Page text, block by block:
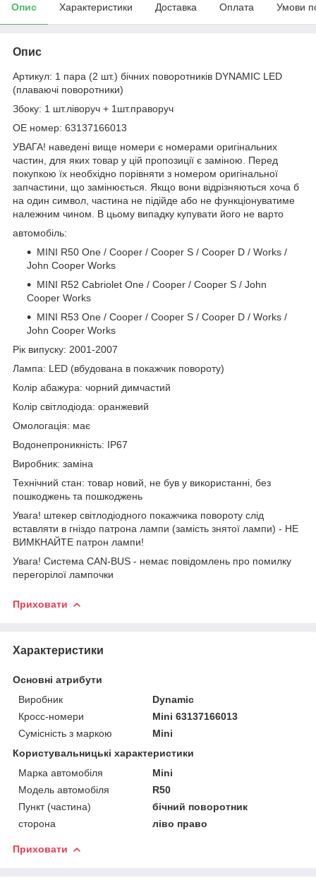
Опис Характеристики Доставка Оплата Умови
Опис
Артикул: 1 пара (2 шт.) бічних поворотників DYNAMIC LED
(плаваючі поворотники)
Збоку: 1 шт.ліворуч + 1шт.праворуч
OE номер: 63137166013
УВАГА! наведені вище номери є номерами оригінальних
частин, для яких товар у цій пропозиції є заміною. Перед
покупкою їх необхідно порівняти з номером оригінальної
запчастини, що замінюється. Якщо вони відрізняються хоча б
на один символ, частина не підійде або не функціонуватиме
належним чином. В цьому випадку купувати його не варто
автомобіль:
MINI R50 One / Cooper / Cooper S / Cooper D / Works /
John Cooper Works
MINI R52 Cabriolet One / Cooper / Cooper S / John
Cooper Works
MINI R53 One / Cooper / Cooper S / Cooper D / Works /
John Cooper Works
Рік випуску: 2001-2007
Лампа: LED (вбудована в покажчик повороту)
Колір абажура: чорний димчастий
Колір світлодіода: оранжевий
Омологація: має
Водонепроникність: IP67
Виробник: заміна
Технічний стан: товар новий, не був у використанні, без
пошкоджень та пошкоджень
Увага! штекер світлодіодного покажчика повороту слід
вставляти в гніздо патрона лампи (замість знятої лампи) - НЕ
ВИМКНАЙТЕ патрон лампи!
Увага! Система CAN-BUS - немає повідомлень про помилку
перегорілої лампочки
Приховати
Характеристики
Основні атрибути
Виробник
Dynamic
Кросс-номери
Mini 63137166013
Сумісність з маркою
Mini
Користувальницькі характеристики
Марка автомобіля
Mini
Модель автомобіля
R50
Пункт (частина)
бічний поворотник
сторона
ліво право
Приховати